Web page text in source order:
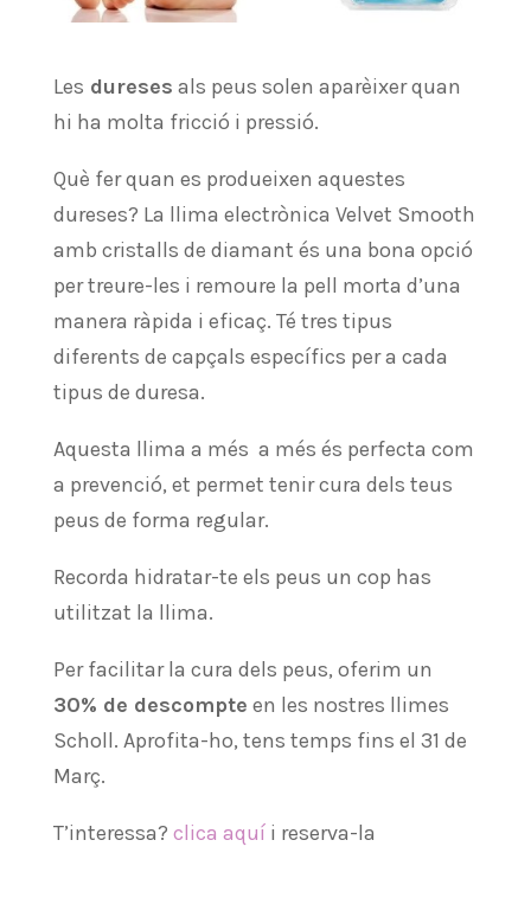
Les dureses als peus solen aparèixer quan
hi ha molta fricció i pressió.
Què fer quan es produeixen aquestes
dureses? La llima electrònica Velvet Smooth
amb cristalls de diamant és una bona opció
per treure-les i remoure la pell morta d’una
manera ràpida i eficaç. Té tres tipus
diferents de capçals específics per a cada
tipus de duresa.
Aquesta llima a més a més és perfecta com
a prevenció, et permet tenir cura dels teus
peus de forma regular.
Recorda hidratar-te els peus un cop has
utilitzat la llima.
Per facilitar la cura dels peus, oferim un
30% de descompte en les nostres llimes
Scholl. Aprofita-ho, tens temps fins el 31 de
Març.
T’interessa? clica aquíi reserva-la